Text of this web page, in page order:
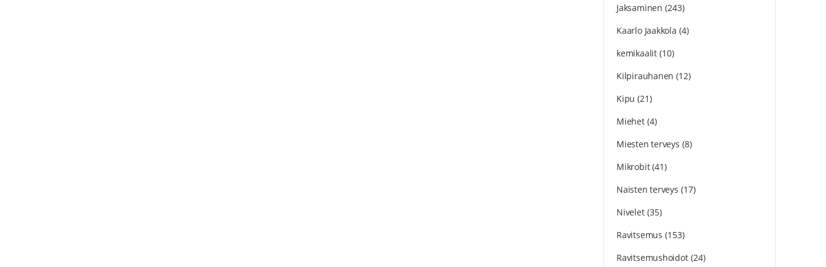
Jaksaminen (243)
Kaarlo Jaakkola (4)
kemikaalit(10)
Kilpirauhanen (12)
Kipu (21)
Miehet(4)
Miesten terveys (8)
Mikrobit(41)
Naisten terveys (17)
Nivelet(35)
Ravitsemus (153)
Ravitsemushoidot(24)